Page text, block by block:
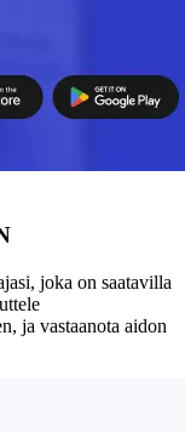
joka on saatavilla
ja vastaanota aidon